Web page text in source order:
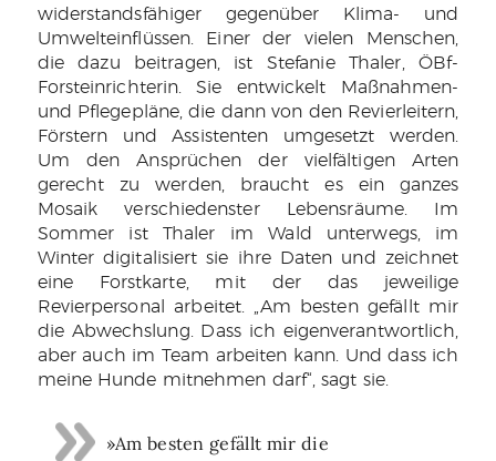
widerstandsfähiger gegenüber Klima- und
Umwelteinflüssen. Einer der vielen Menschen,
die dazu beitragen, ist Stefanie Thaler, ÖBf-
Forsteinrichterin. Sie entwickelt Maßnahmen-
und Pflegepläne, die dann von den Revierleitern,
Förstern und Assistenten umgesetzt werden.
Um den Ansprüchen der vielfältigen Arten
gerecht zu werden, braucht es ein ganzes
Mosaik verschiedenster Lebensräume. Im
Sommer ist Thaler im Wald unterwegs, im
Winter digitalisiert sie ihre Daten und zeichnet
eine Forstkarte, mit der das jeweilige
Revierpersonal arbeitet. „Am besten gefällt mir
die Abwechslung. Dass ich eigenverantwortlich,
aber auch im Team arbeiten kann. Und dass ich
meine Hunde mitnehmen darf“, sagt sie.
»Am besten gefällt mir die